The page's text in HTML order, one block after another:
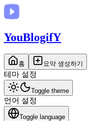
YouBlogifY
홈 요약 생성하기
테마 설정
Toggle theme
언어 설정
Toggle language